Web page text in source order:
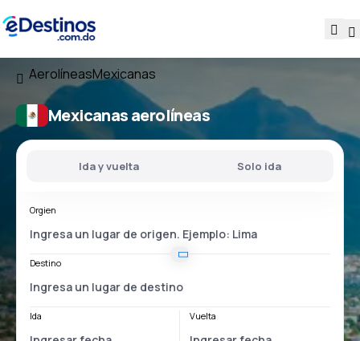
AerolíneasMexicanas
Mexicanas aerolíneas
Ida y vuelta Solo ida
Orgien
Destino
Ida Vuelta